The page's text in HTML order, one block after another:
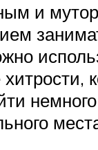
и
немного